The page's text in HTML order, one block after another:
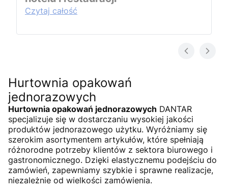
Czytaj całość
Hurtownia opakowań
jednorazowych
Hurtownia opakowań jednorazowych DANTAR
specjalizuje się w dostarczaniu wysokiej jakości
produktów jednorazowego użytku. Wyróżniamy się
szerokim asortymentem artykułów, które spełniają
różnorodne potrzeby klientów z sektora biurowego i
gastronomicznego. Dzięki elastycznemu podejściu do
zamówień, zapewniamy szybkie i sprawne realizacje,
niezależnie od wielkości zamówienia.